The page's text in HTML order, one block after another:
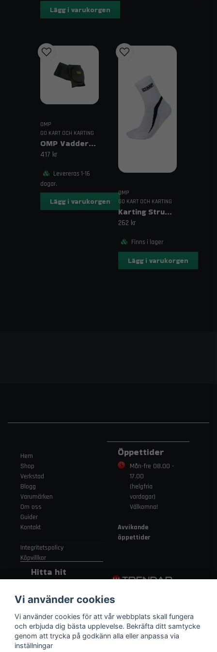
Fri frakt över 1995 kr inom Sverige!
självklistrande vaddering racingstol, OMP karting
komfort, racingstol extra stöd
Lägg i varukorgen
OMP
GO KART OCH KARTING
OMP Vadderade Knäskydd
417 kr
Levereras 1-16
dagar.
Lägg i varukorgen
OMP
GO KART OCH KARTING
Karting Strumpor OMP
262 kr
Finns i lager
Lägg i varukorgen
Hem
Shop
Verkstad
Blogg
Varumärken
Om oss
Guider
Kontakt
Integritetspolicy
Köpvillkor
Öppettider
Mån-fre 08.00 -
17.00
(helgfria
vardagar)
Välkomna!
Avvikande
öppettider
Hitta hit
Strängnäsvägen
315 155 91
Nykvarn Sverige
Vi använder cookies
Vi använder cookies för att vår webbplats skall fungera
och erbjuda dig bästa upplevelse. Bekräfta ditt samtycke
genom att trycka på godkänn alla eller anpassa via
inställningar